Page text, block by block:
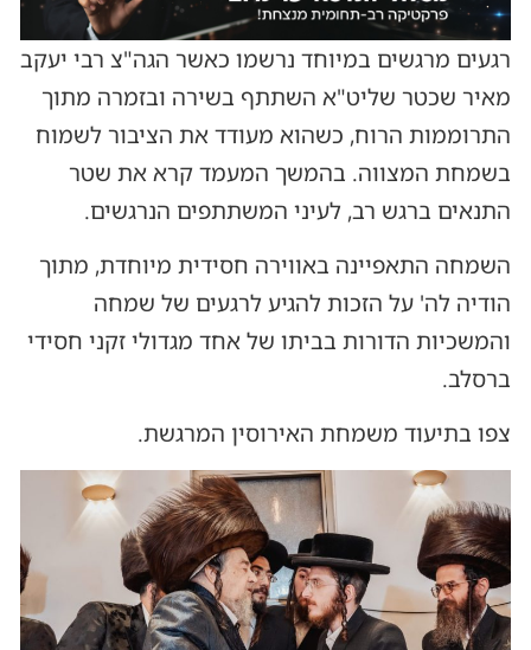
רגעים מרגשים במיוחד נרשמו כאשר הגה"צ רבי יעקב
מאיר שכטר שליט"א השתתף בשירה ובזמרה מתוך
התרוממות הרוח, כשהוא מעודד את הציבור לשמוח
בשמחת המצווה. בהמשך המעמד קרא את שטר
התנאים ברגש רב, לעיני המשתתפים הנרגשים.
השמחה התאפיינה באווירה חסידית מיוחדת, מתוך
הודיה לה' על הזכות להגיע לרגעים של שמחה
והמשכיות הדורות בביתו של אחד מגדולי זקני חסידי
ברסלב.
צפו בתיעוד משמחת האירוסין המרגשת.